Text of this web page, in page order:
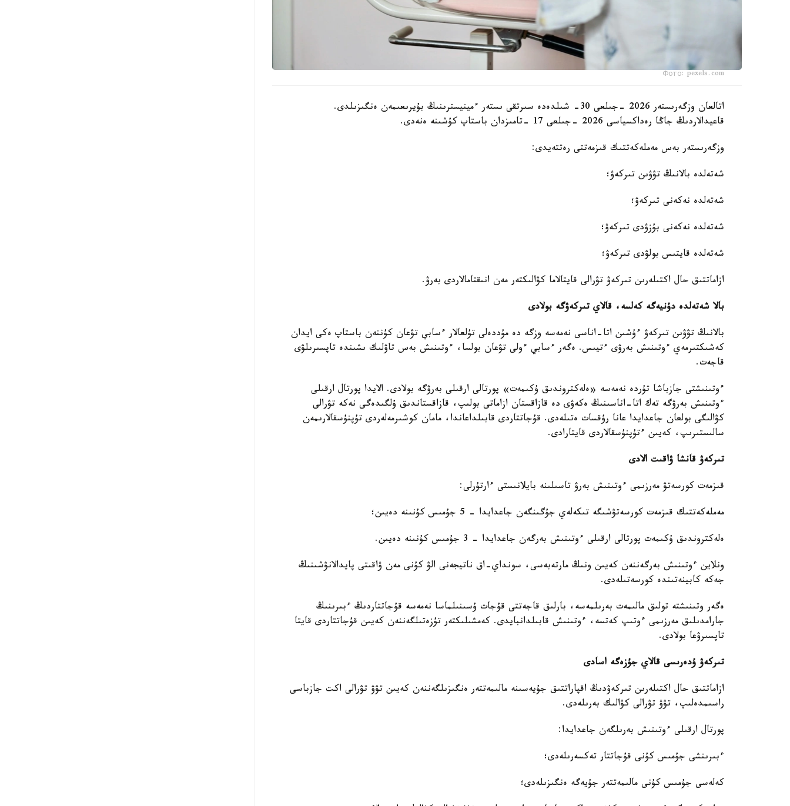
Фото: pexels.com
اتالعان وزگەرىستەر 2026 -جىلعى 30- شىلدەدە سىرتقى ىستەر ءمينيسترىنىڭ بۇيرىعىمەن ەنگىزىلدى.
قاعيدالاردىڭ جاڭا رەداكسياسى 2026 -جىلعى 17 -تامىزدان باستاپ كۇشىنە ەنەدى.
وزگەرىستەر بەس مەملەكەتتىك قىزمەتتى رەتتەيدى:
شەتەلدە بالانىڭ تۋۋىن تىركەۋ؛
شەتەلدە نەكەنى تىركەۋ؛
شەتەلدە نەكەنى بۇزۋدى تىركەۋ؛
شەتەلدە قايتىس بولۋدى تىركەۋ؛
ازاماتتىق حال اكتىلەرىن تىركەۋ تۋرالى قايتالاما كۋالىكتەر مەن انىقتامالاردى بەرۋ.
بالا شەتەلدە دۇنيەگە كەلسە، قالاي تىركەۋگە بولادى
بالانىڭ تۋۋىن تىركەۋ ءۇشىن اتا-اناسى نەمەسە وزگە دە مۇددەلى تۇلعالار ءسابي تۋعان كۇننەن باستاپ ەكى ايدان
كەشىكتىرمەي ءوتىنىش بەرۋى ءتيىس. ەگەر ءسابي ءولى تۋعان بولسا، ءوتىنىش بەس تاۋلىك ىشىندە تاپسىرىلۋى
قاجەت.
ءوتىنىشتى جازباشا تۇردە نەمەسە «ەلەكتروندىق ۇكىمەت» پورتالى ارقىلى بەرۋگە بولادى. الايدا پورتال ارقىلى
ءوتىنىش بەرۋگە تەك اتا-اناسىنىڭ ەكەۋى دە قازاقستان ازاماتى بولىپ، قازاقستاندىق ۇلگىدەگى نەكە تۋرالى
كۋالىگى بولعان جاعدايدا عانا رۇقسات ەتىلەدى. قۇجاتتاردى قابىلداعاندا، مامان كوشىرمەلەردى تۇپنۇسقالارىمەن
سالىستىرىپ، كەيىن ءتۇپنۇسقالاردى قايتارادى.
تىركەۋ قانشا ۋاقىت الادى
قىزمەت كورسەتۋ مەرزىمى ءوتىنىش بەرۋ تاسىلىنە بايلانىستى ءارتۇرلى:
مەملەكەتتىك قىزمەت كورسەتۋشىگە تىكەلەي جۇگىنگەن جاعدايدا - 5 جۇمىس كۇنىنە دەيىن؛
ەلەكتروندىق ۇكىمەت پورتالى ارقىلى ءوتىنىش بەرگەن جاعدايدا - 3 جۇمىس كۇنىنە دەيىن.
ونلاين ءوتىنىش بەرگەننەن كەيىن ونىڭ مارتەبەسى، سونداي-اق ناتيجەنى الۋ كۇنى مەن ۋاقىتى پايدالانۋشىنىڭ
جەكە كابينەتىندە كورسەتىلەدى.
ەگەر وتىنىشتە تولىق مالىمەت بەرىلمەسە، بارلىق قاجەتتى قۇجات ۇسىنىلماسا نەمەسە قۇجاتتاردىڭ ءبىرىنىڭ
جارامدىلىق مەرزىمى ءوتىپ كەتسە، ءوتىنىش قابىلدانبايدى. كەمشىلىكتەر تۇزەتىلگەننەن كەيىن قۇجاتتاردى قايتا
تاپسىرۋعا بولادى.
تىركەۋ ۇدەرىسى قالاي جۇزەگە اسادى
ازاماتتىق حال اكتىلەرىن تىركەۋدىڭ اقپاراتتىق جۇيەسىنە مالىمەتتەر ەنگىزىلگەننەن كەيىن تۋۋ تۋرالى اكت جازباسى
راسىمدەلىپ، تۋۋ تۋرالى كۋالىك بەرىلەدى.
پورتال ارقىلى ءوتىنىش بەرىلگەن جاعدايدا:
ءبىرىنشى جۇمىس كۇنى قۇجاتتار تەكسەرىلەدى؛
كەلەسى جۇمىس كۇنى مالىمەتتەر جۇيەگە ەنگىزىلەدى؛